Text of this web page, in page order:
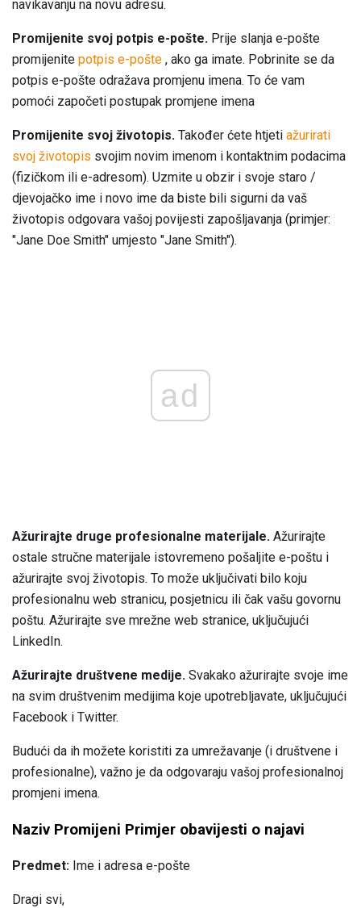
navikavanju na novu adresu.
Promijenite svoj potpis e-pošte. Prije slanja e-pošte
promijenite potpis e-pošte , ako ga imate. Pobrinite se da
potpis e-pošte odražava promjenu imena. To će vam
pomoći započeti postupak promjene imena
Promijenite svoj životopis. Također ćete htjeti ažurirati
svoj životopis svojim novim imenom i kontaktnim podacima
(fizičkom ili e-adresom). Uzmite u obzir i svoje staro /
djevojačko ime i novo ime da biste bili sigurni da vaš
životopis odgovara vašoj povijesti zapošljavanja (primjer:
"Jane Doe Smith" umjesto "Jane Smith").
ad
Ažurirajte druge profesionalne materijale. Ažurirajte
ostale stručne materijale istovremeno pošaljite e-poštu i
ažurirajte svoj životopis. To može uključivati ​​bilo koju
profesionalnu web stranicu, posjetnicu ili čak vašu govornu
poštu. Ažurirajte sve mrežne web stranice, uključujući
LinkedIn.
Ažurirajte društvene medije. Svakako ažurirajte svoje ime
na svim društvenim medijima koje upotrebljavate, uključujući
Facebook i Twitter.
Budući da ih možete koristiti za umrežavanje (i društvene i
profesionalne), važno je da odgovaraju vašoj profesionalnoj
promjeni imena.
Naziv Promijeni Primjer obavijesti o najavi
Predmet: Ime i adresa e-pošte
Dragi svi,